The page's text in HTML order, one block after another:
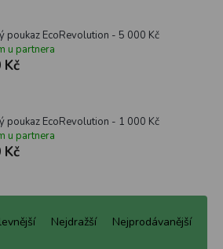
poukaz EcoRevolution - 5 000 Kč
u partnera
Kč
poukaz EcoRevolution - 1 000 Kč
u partnera
Kč
Nejdražší Nejprodávanější